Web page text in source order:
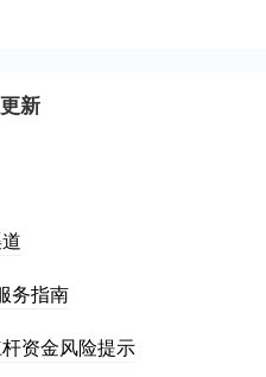
新
务指南
资金风险提示